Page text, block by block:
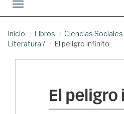
Toggle navigation
Inicio Libros Ciencias Sociales
Literatura / El peligro infinito